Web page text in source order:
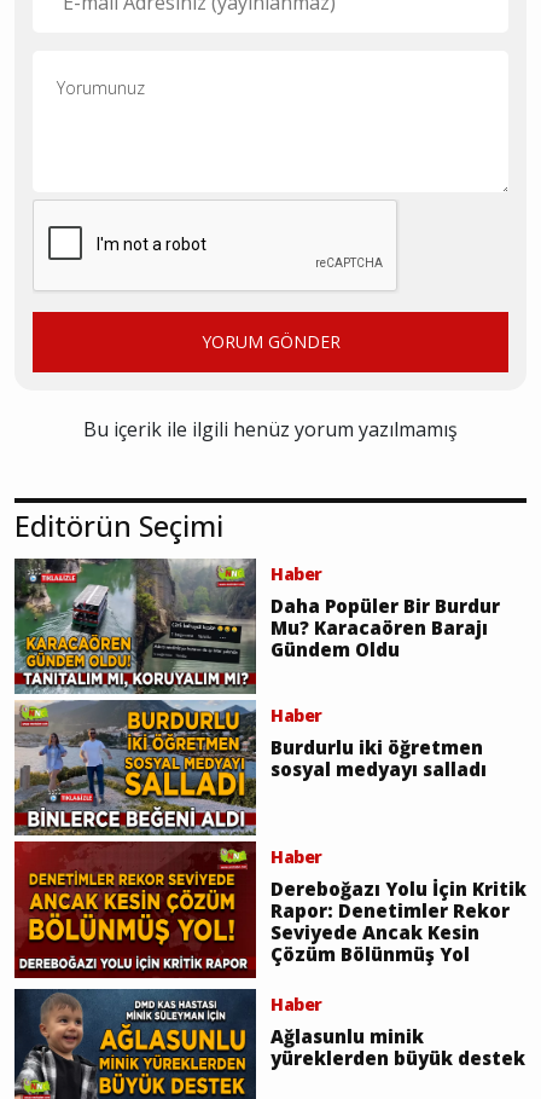
YORUM GÖNDER
Bu içerik ile ilgili henüz yorum yazılmamış
Editörün Seçimi
Haber
Daha Popüler Bir Burdur
Mu? Karacaören Barajı
Gündem Oldu
Haber
Burdurlu iki öğretmen
sosyal medyayı salladı
Haber
Dereboğazı Yolu İçin Kritik
Rapor: Denetimler Rekor
Seviyede Ancak Kesin
Çözüm Bölünmüş Yol
Haber
Ağlasunlu minik
yüreklerden büyük destek